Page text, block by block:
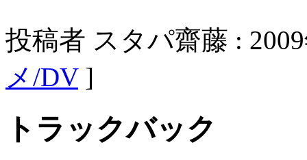
投稿者 スタパ齋藤 :
メ/DV]
トラックバック